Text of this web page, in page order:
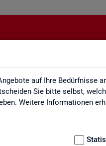
auf Ihre Bedürfnisse
Sie bitte selbst,
Weitere Informationen